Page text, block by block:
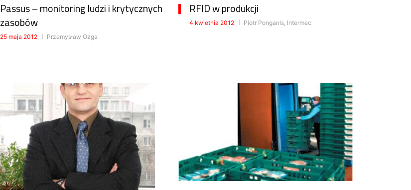
Passus – monitoring ludzi i krytycznych
zasobów
25 maja 2012 Przemysław Ozga
RFID w produkcji
4 kwietnia 2012 Piotr Ponganis, Intermec